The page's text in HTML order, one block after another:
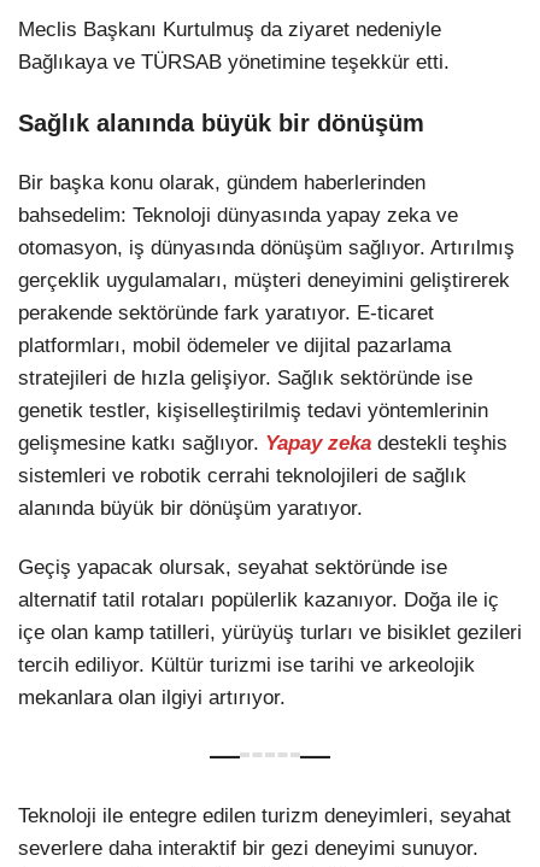
Meclis Başkanı Kurtulmuş da ziyaret nedeniyle
Bağlıkaya ve TÜRSAB yönetimine teşekkür etti.
Sağlık alanında büyük bir dönüşüm
Bir başka konu olarak, gündem haberlerinden
bahsedelim: Teknoloji dünyasında yapay zeka ve
otomasyon, iş dünyasında dönüşüm sağlıyor. Artırılmış
gerçeklik uygulamaları, müşteri deneyimini geliştirerek
perakende sektöründe fark yaratıyor. E-ticaret
platformları, mobil ödemeler ve dijital pazarlama
stratejileri de hızla gelişiyor. Sağlık sektöründe ise
genetik testler, kişiselleştirilmiş tedavi yöntemlerinin
gelişmesine katkı sağlıyor. Yapay zeka destekli teşhis
sistemleri ve robotik cerrahi teknolojileri de sağlık
alanında büyük bir dönüşüm yaratıyor.
Geçiş yapacak olursak, seyahat sektöründe ise
alternatif tatil rotaları popülerlik kazanıyor. Doğa ile iç
içe olan kamp tatilleri, yürüyüş turları ve bisiklet gezileri
tercih ediliyor. Kültür turizmi ise tarihi ve arkeolojik
mekanlara olan ilgiyi artırıyor.
Teknoloji ile entegre edilen turizm deneyimleri, seyahat
severlere daha interaktif bir gezi deneyimi sunuyor.